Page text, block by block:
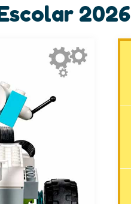
2026